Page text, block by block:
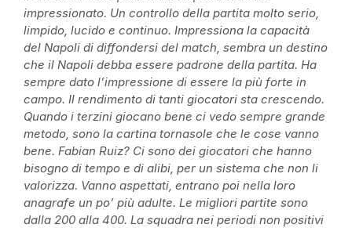
impressionato. Un controllo della partita molto serio,
limpido, lucido e continuo. Impressiona la capacità
del Napoli di diffondersi del match, sembra un destino
che il Napoli debba essere padrone della partita. Ha
sempre dato l’impressione di essere la più forte in
campo. Il rendimento di tanti giocatori sta crescendo.
Quando i terzini giocano bene ci vedo sempre grande
metodo, sono la cartina tornasole che le cose vanno
bene. Fabian Ruiz? Ci sono dei giocatori che hanno
bisogno di tempo e di alibi, per un sistema che non li
valorizza. Vanno aspettati, entrano poi nella loro
anagrafe un po’ più adulte. Le migliori partite sono
dalla 200 alla 400. La squadra nei periodi non positivi